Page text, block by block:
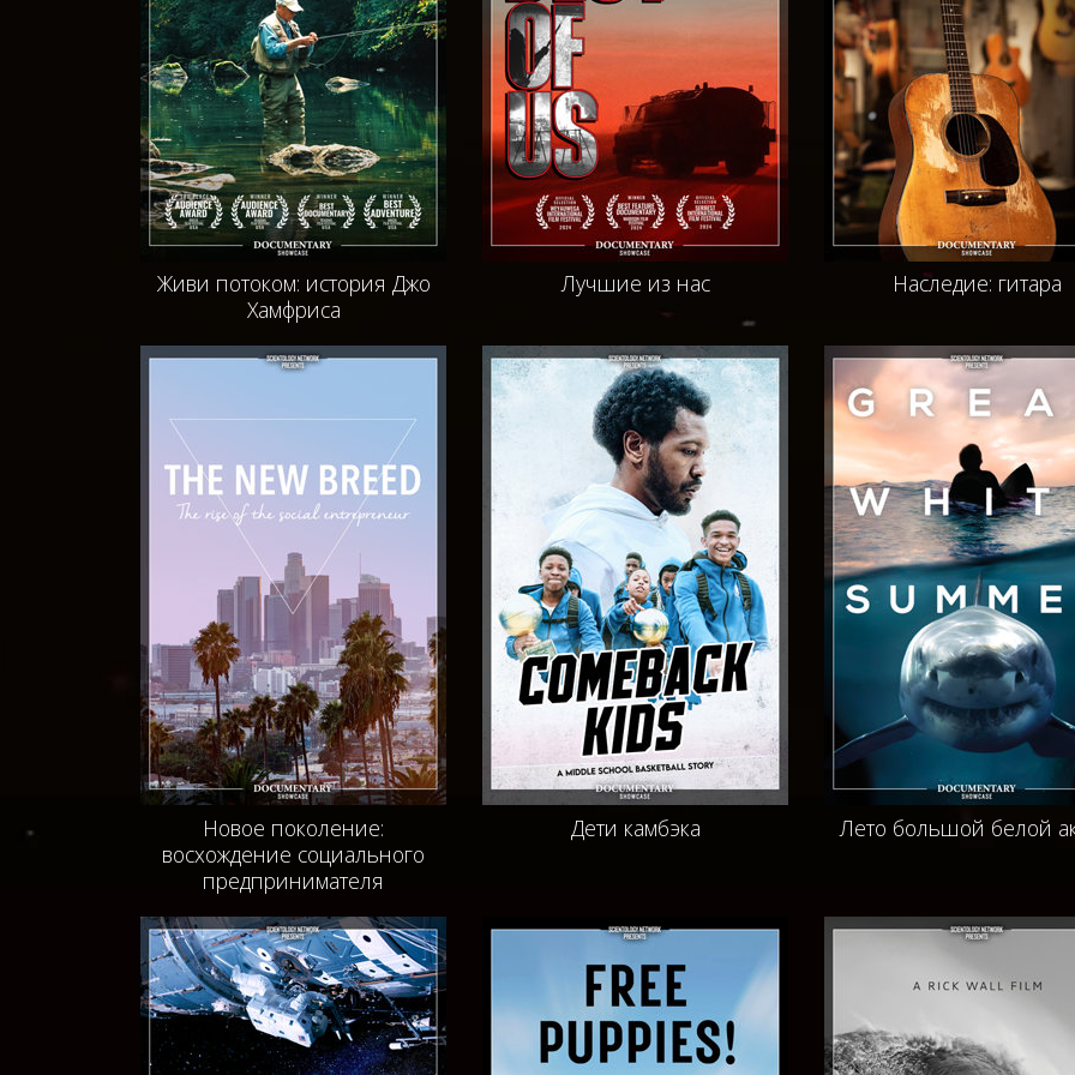
Живи потоком: история Джо
Хамфриса
Лучшие из нас Наследие: гитара
Новое поколение:
восхождение социального
предпринимателя
Дети камбэка Лето большой белой